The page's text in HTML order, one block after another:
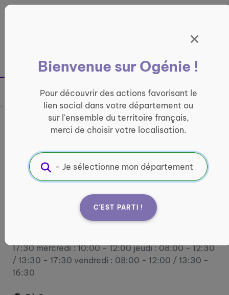
France entière
Bienvenue sur Ogénie !
Pour découvrir des actions favorisant le
lien social dans votre département ou
sur l'ensemble du territoire français,
merci de choisir votre localisation.
C'EST PARTI !
Partager sur
France services Pays de
Lapalisse
INFORMATIQUE ET ACCÈS AUX DROITS
Informations pratiques :
17:30 mercredi : 10:00 - 12:00 jeudi : 08:00 - 12:30
/ 13:30 - 17:30 vendredi : 08:00 - 12:00 / 13:30 -
16:30
Panneau de gestion des cookies